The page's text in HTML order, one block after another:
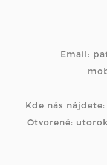
Email:
Kde nás
Otvorené: